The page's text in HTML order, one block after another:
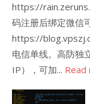
https://
码注册后绑定微信
https://
电信单线。高防独
IP），可加... Read